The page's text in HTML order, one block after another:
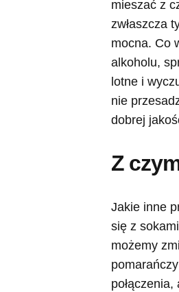
mieszać z
zwłaszcza
mocna. Co
alkoholu,
lotne i
nie
dobrej
Z
Jakie inne
się z
możemy